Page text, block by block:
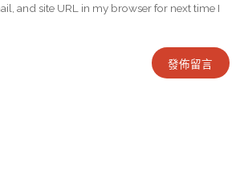
and site URL in my browser for next time I